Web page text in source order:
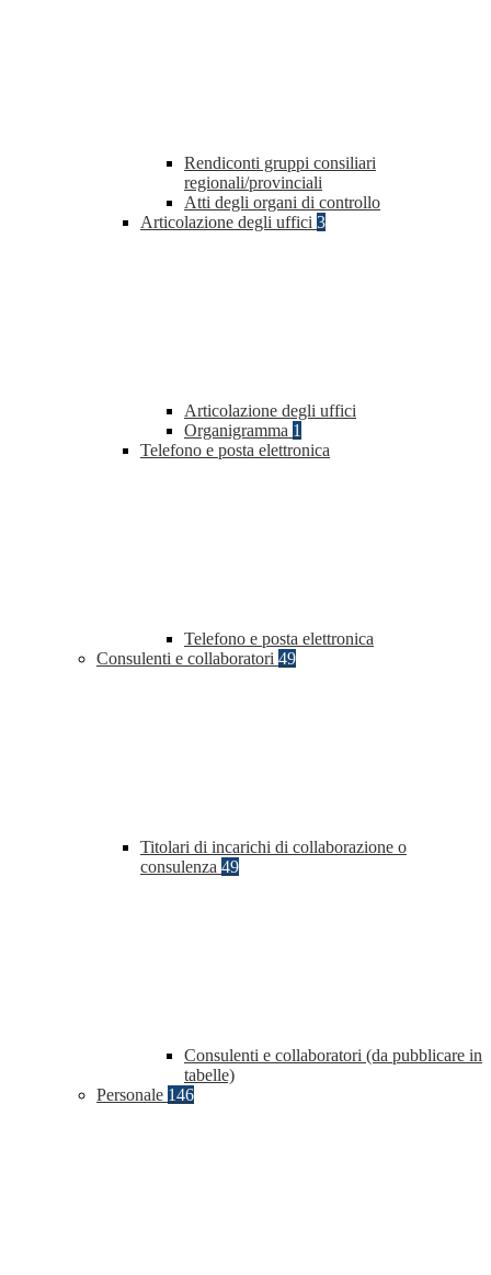
Rendiconti gruppi consiliari
regionali/provinciali
Atti degli organi di controllo
Articolazione degli uffici 3
Articolazione degli uffici
Organigramma 1
Telefono e posta elettronica
Telefono e posta elettronica
Consulenti e collaboratori 49
Titolari di incarichi di collaborazione o
consulenza 49
Consulenti e collaboratori (da pubblicare in
tabelle)
Personale 146